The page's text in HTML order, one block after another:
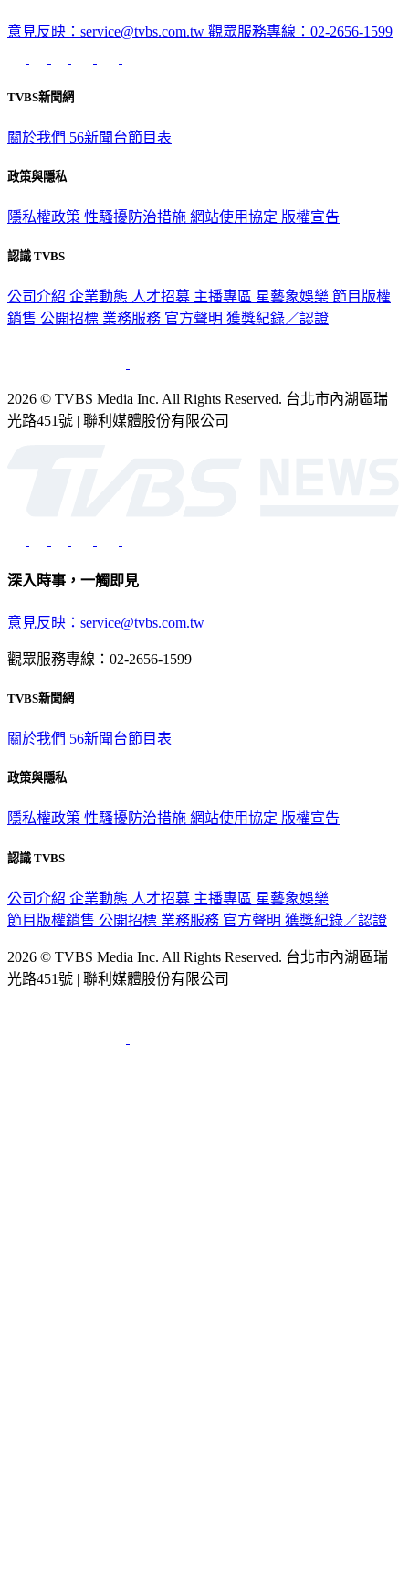
意見反映：service@tvbs.com.tw 觀眾服務專線：02-2656-1599
TVBS新聞網
關於我們 56新聞台節目表
政策與隱私
隱私權政策 性騷擾防治措施 網站使用協定 版權宣告
認識 TVBS
公司介紹 企業動態 人才招募 主播專區 星藝象娛樂 節目版權
銷售 公開招標 業務服務 官方聲明 獲獎紀錄／認證
2026 © TVBS Media Inc. All Rights Reserved. 台北市內湖區瑞
光路451號 | 聯利媒體股份有限公司
深入時事，一觸即見
意見反映：service@tvbs.com.tw
觀眾服務專線：02-2656-1599
TVBS新聞網
關於我們 56新聞台節目表
政策與隱私
隱私權政策 性騷擾防治措施 網站使用協定 版權宣告
認識 TVBS
公司介紹 企業動態 人才招募 主播專區 星藝象娛樂
節目版權銷售 公開招標 業務服務 官方聲明 獲獎紀錄／認證
2026 © TVBS Media Inc. All Rights Reserved. 台北市內湖區瑞
光路451號 | 聯利媒體股份有限公司